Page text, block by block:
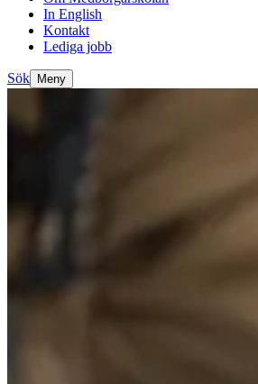
In English
Kontakt
Lediga jobb
Sök Meny